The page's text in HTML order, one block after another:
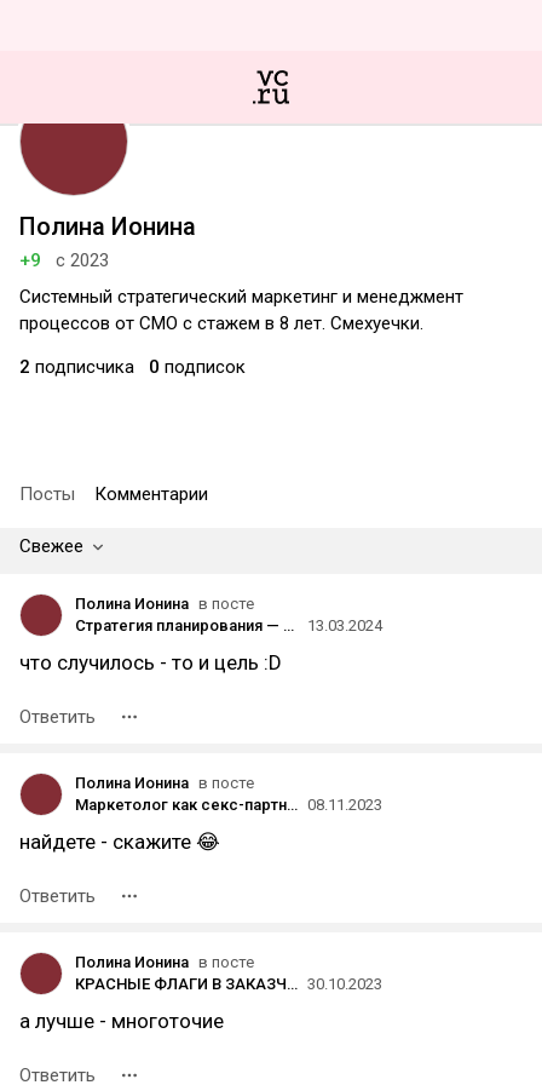
Полина Ионина
+9
с 2023
Системный стратегический маркетинг и менеджмент
процессов от СМО с стажем в 8 лет. Смехуечки.
2 подписчика 0 подписок
Посты Комментарии
Свежее
Полина Ионина в посте
Стратегия планирования — как я из года в год НЕ получаю результат и что планирую с этим делать
13.03.2024
что случилось - то и цель :D
Ответить
Полина Ионина в посте
Маркетолог как секс-партнер. Лучше выбрать опытного, чем стараться за двоих 08.11.2023
найдете - скажите 😂
Ответить
Полина Ионина в посте
КРАСНЫЕ ФЛАГИ В ЗАКАЗЧИКЕ 30.10.2023
а лучше - многоточие
Ответить